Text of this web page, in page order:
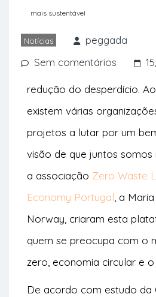
mais sustentável
Notícias
peggada
Sem comentários
Está lançada aLiga-Ação
digital de gestão de
redução do desperdício.
existem várias
projetos a lutar por um
visão de que juntos
a associação Zero Waste
Economy Portugal, a
Norway, criaram esta
quem se preocupa com o
zero, economia circular e o
De acordo com estudo da